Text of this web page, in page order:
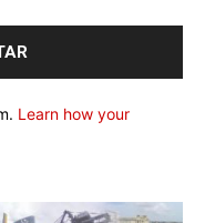
Learn how your